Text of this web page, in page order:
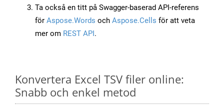
Ta också en titt på Swagger-baserad API-referens
för Aspose.Words och Aspose.Cells för att veta
mer om REST API.
Konvertera Excel TSV filer online:
Snabb och enkel metod